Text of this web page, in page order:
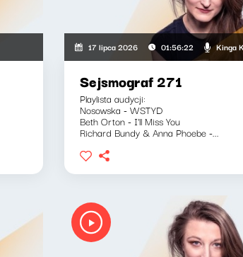
17 lipca 2026 01:56:22 Kinga
Sejsmograf 271
Playlista audycji:
Nosowska - WSTYD
Beth Orton - I'll Miss You
Richard Bundy & Anna Phoebe -...